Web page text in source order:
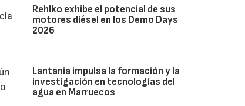
Rehlko exhibe el potencial de sus
motores diésel en los Demo Days
2026
Lantania impulsa la formación y la
investigación en tecnologías del
agua en Marruecos